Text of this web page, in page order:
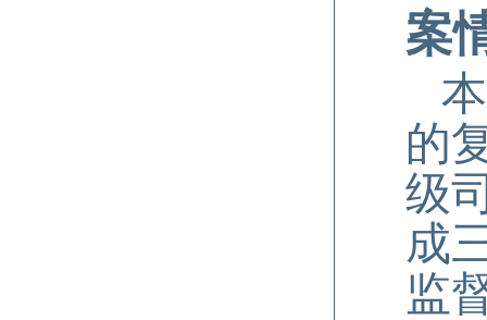
案
的
级
成
监